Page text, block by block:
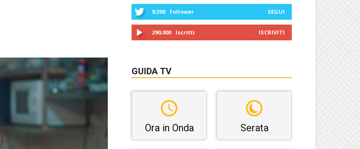
9,300 Follower SEGUI
290,000 Iscritti ISCRIVITI
GUIDA TV
Ora in Onda Serata